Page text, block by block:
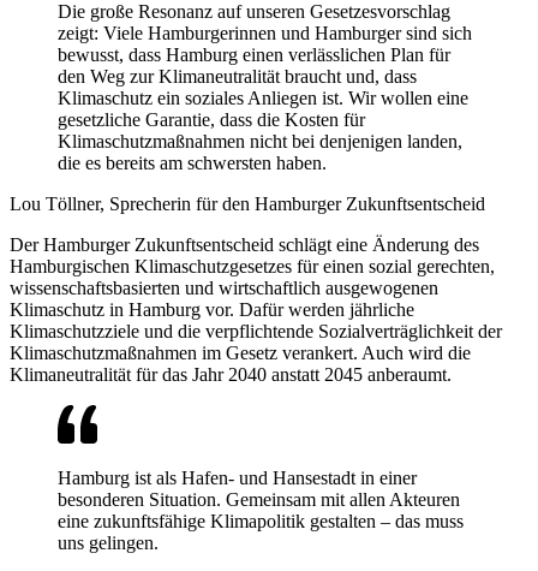
Die große Resonanz auf unseren Gesetzesvorschlag
zeigt: Viele Hamburgerinnen und Hamburger sind sich
bewusst, dass Hamburg einen verlässlichen Plan für
den Weg zur Klimaneutralität braucht und, dass
Klimaschutz ein soziales Anliegen ist. Wir wollen eine
gesetzliche Garantie, dass die Kosten für
Klimaschutzmaßnahmen nicht bei denjenigen landen,
die es bereits am schwersten haben.
Lou Töllner, Sprecherin für den Hamburger Zukunftsentscheid
Der Hamburger Zukunftsentscheid schlägt eine Änderung des
Hamburgischen Klimaschutzgesetzes für einen sozial gerechten,
wissenschaftsbasierten und wirtschaftlich ausgewogenen
Klimaschutz in Hamburg vor. Dafür werden jährliche
Klimaschutzziele und die verpflichtende Sozialverträglichkeit der
Klimaschutzmaßnahmen im Gesetz verankert. Auch wird die
Klimaneutralität für das Jahr 2040 anstatt 2045 anberaumt.
Hamburg ist als Hafen- und Hansestadt in einer
besonderen Situation. Gemeinsam mit allen Akteuren
eine zukunftsfähige Klimapolitik gestalten – das muss
uns gelingen.